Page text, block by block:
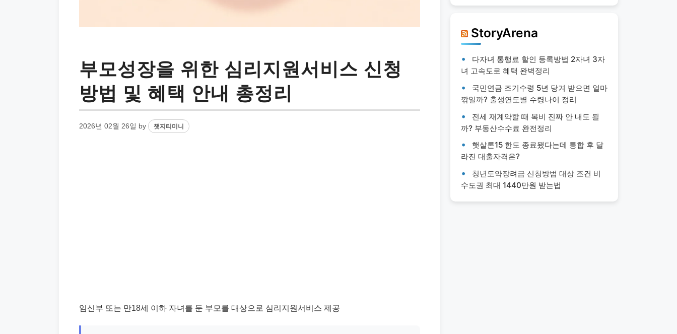
부모성장을 위한 심리지원서비스 신청
방법 및 혜택 안내 총정리
2026년 02월 26일 by 챗지티미니
임신부 또는 만18세 이하 자녀를 둔 부모를 대상으로 심리지원서비스 제공
StoryArena
다자녀 통행료 할인 등록방법 2자녀 3자
녀 고속도로 혜택 완벽정리
국민연금 조기수령 5년 당겨 받으면 얼마
깎일까? 출생연도별 수령나이 정리
전세 재계약할 때 복비 진짜 안 내도 될
까? 부동산수수료 완전정리
햇살론15 한도 종료됐다는데 통합 후 달
라진 대출자격은?
청년도약장려금 신청방법 대상 조건 비
수도권 최대 1440만원 받는법